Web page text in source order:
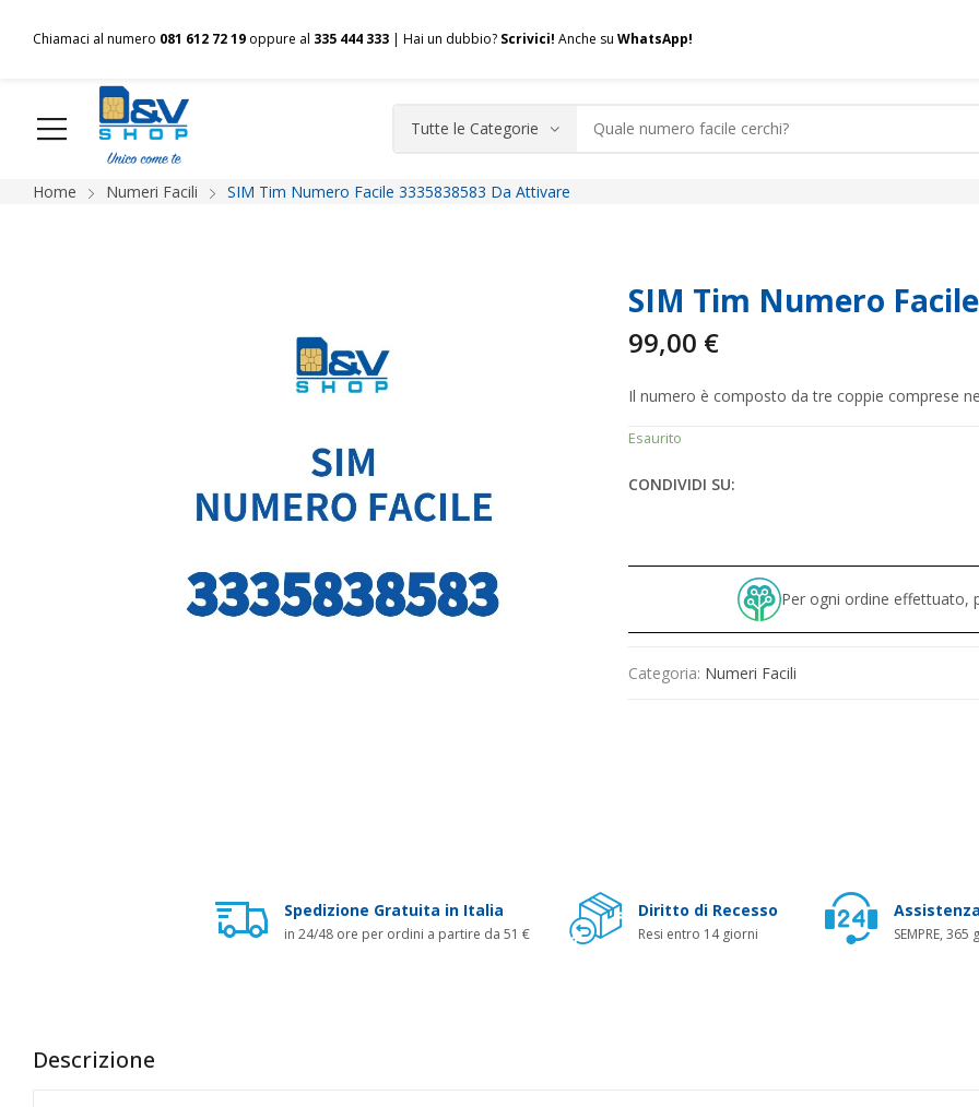
Chiamaci al numero 081 612 72 19 oppure al 335 444 333 | Hai un dubbio? Scrivici! Anche su WhatsApp!
HOME Chi siamo Shop Spedizioni Pagamenti F.A.Q. Contatti
Home Numeri Facili SIM Tim Numero Facile 3335838583 Da Attivare
SIM Tim Numero
99,00 €
Il numero è composto da tre coppie comprese
Esaurito
CONDIVIDI SU:
Per ogni ordine effettuato,
Categoria: Numeri Facili
Spedizione Gratuita in Italia
in 24/48 ore per ordini a partire da 51 €
Diritto di Recesso
Resi entro 14 giorni SEMPRE, 365
Descrizione